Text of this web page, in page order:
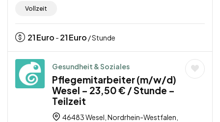
Vollzeit
21Euro - 21Euro / Stunde
Gesundheit & Soziales
Pflegemitarbeiter (m/w/d)
Wesel – 23,50 € / Stunde –
Teilzeit
46483 Wesel, Nordrhein-Westfalen,